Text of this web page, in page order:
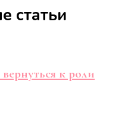
статьи
к роли